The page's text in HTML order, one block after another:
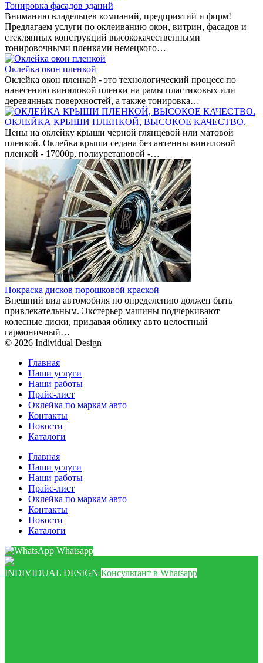
Тонировка фасадов зданий
Вниманию владельцев компаний, предприятий и фирм!
Предлагаем услуги по оклеиванию окон, витрин, фасадов и
стеклянных конструкций высококачественными
тонировочными пленками немецкого…
Оклейка окон пленкой
Оклейка окон пленкой - это технологический процесс по
нанесению виниловой пленки на рамы пластиковых или
деревянных поверхностей, а также тонировка…
ОКЛЕЙКА КРЫШИ ПЛЕНКОЙ, ВЫСОКОЕ КАЧЕСТВО.
Цены на оклейку крыши черной глянцевой или матовой
пленкой. Оклейка крыши седана без антенны виниловой
пленкой - 17000р, полиуретановой -…
Покраска дисков порошковой краской
Внешний вид автомобиля по определению должен быть
привлекательным. Экстерьер машины подчеркивают
колесные диски, придавая облику авто целостный
гармоничный…
© 2026 Individual Design
Главная
Наши услуги
Наши работы
Прайс-лист
Оклейка по маркам авто
Контакты
Новости
Каталоги
Главная
Наши услуги
Наши работы
Прайс-лист
Оклейка по маркам авто
Контакты
Новости
Каталоги
Whatsapp
INDIVIDUAL DESIGN Консультант в Whatsapp